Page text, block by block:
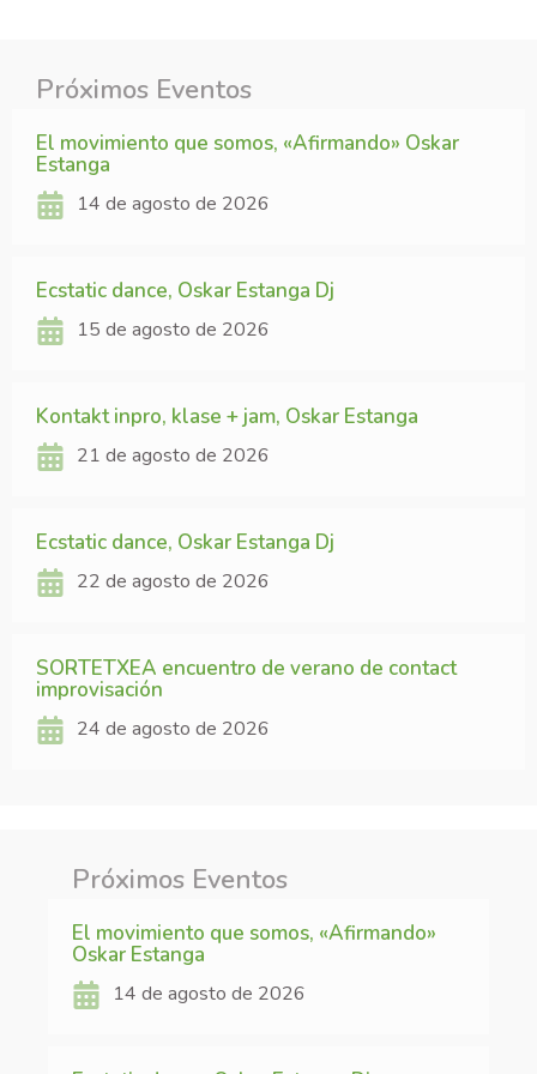
Próximos Eventos
El movimiento que somos, «Afirmando» Oskar
Estanga
14 de agosto de 2026
Ecstatic dance, Oskar Estanga Dj
15 de agosto de 2026
Kontakt inpro, klase + jam, Oskar Estanga
21 de agosto de 2026
Ecstatic dance, Oskar Estanga Dj
22 de agosto de 2026
SORTETXEA encuentro de verano de contact
improvisación
24 de agosto de 2026
Próximos Eventos
El movimiento que somos, «Afirmando»
Oskar Estanga
14 de agosto de 2026